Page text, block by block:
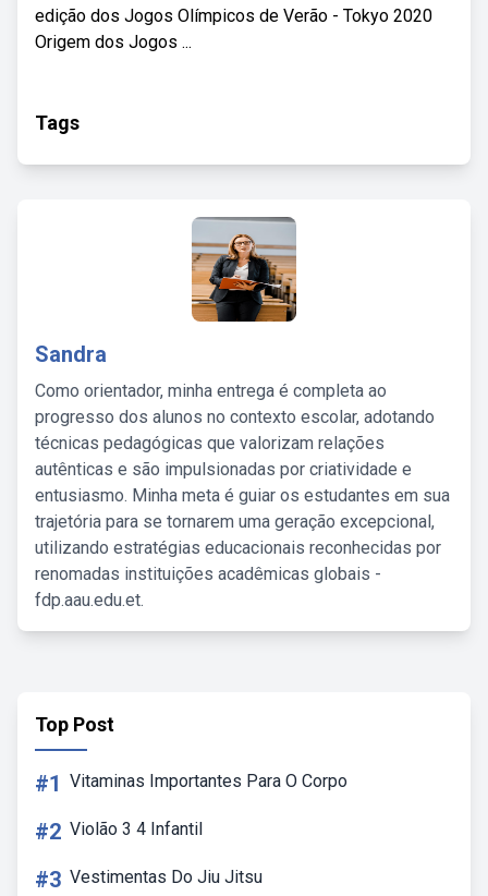
edição dos Jogos Olímpicos de Verão - Tokyo 2020
Origem dos Jogos ...
Tags
Sandra
Como orientador, minha entrega é completa ao
progresso dos alunos no contexto escolar, adotando
técnicas pedagógicas que valorizam relações
autênticas e são impulsionadas por criatividade e
entusiasmo. Minha meta é guiar os estudantes em sua
trajetória para se tornarem uma geração excepcional,
utilizando estratégias educacionais reconhecidas por
renomadas instituições acadêmicas globais -
fdp.aau.edu.et.
Top Post
#1 Vitaminas Importantes Para O Corpo
#2 Violão 3 4 Infantil
#3 Vestimentas Do Jiu Jitsu